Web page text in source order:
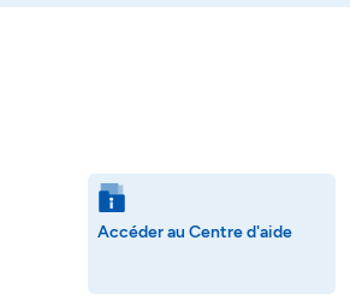
Accéder au Centre d'aide